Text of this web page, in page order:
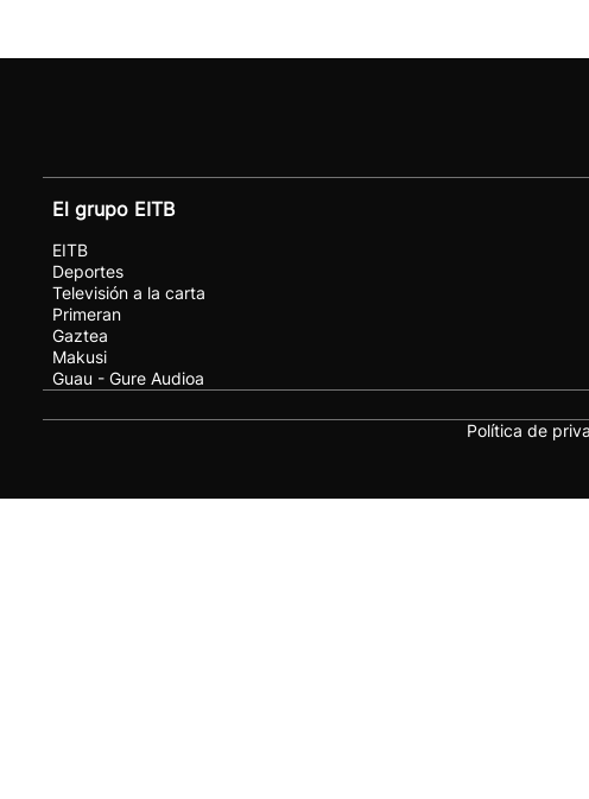
El grupo EITB
EITB
Deportes
Televisión a la carta
Primeran
Gaztea
Makusi
Guau - Gure Audioa
Política de